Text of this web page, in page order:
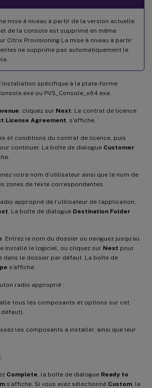
mise à niveau à partir de la version actuelle
de la console est supprimé en même
Citrix Provisioning La mise à niveau à partir
ne supprime pas automatiquement le
spécifique à la plate-forme
ou PVS_Console_x64.exe.
, cliquez sur Next . Le contrat de licence
License Agreement , s’affiche.
et conditions du contrat de licence, puis
continuer. La boîte de dialogue Customer
votre nom d’utilisateur ainsi que le nom de
zones de texte correspondantes.
approprié de l’utilisateur de l’application,
. La boîte de dialogue Destination Folder
. Entrez le nom du dossier ou naviguez jusqu’au
installé le logiciel, ou cliquez sur Next pour
dans le dossier par défaut. La boîte de
s’affiche.
radio approprié :
tous les composants et options sur cet
les composants à installer, ainsi que leur
Complete , la boîte de dialogue Ready to
s’affiche. Si vous avez sélectionné Custom , la